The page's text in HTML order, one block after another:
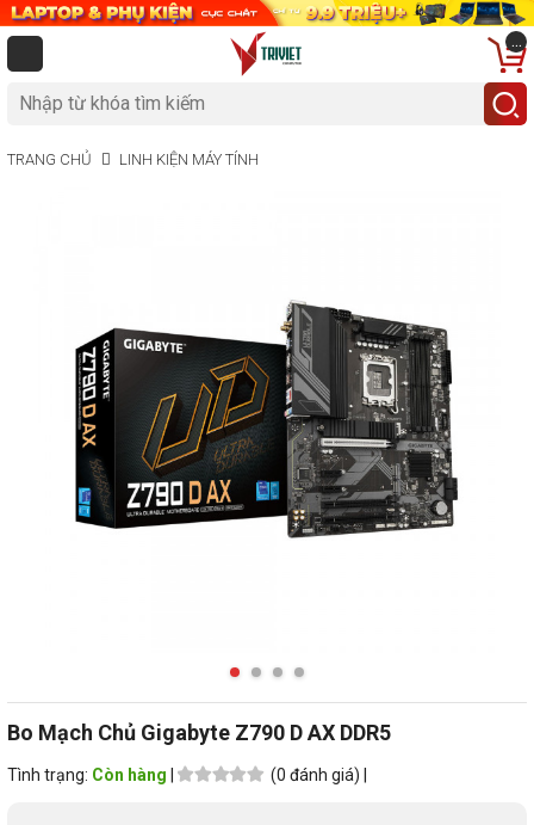
...
TRANG CHỦ LINH KIỆN MÁY TÍNH
Bo Mạch Chủ Gigabyte Z790 D AX DDR5
Tình trạng: Còn hàng (0 đánh giá) |